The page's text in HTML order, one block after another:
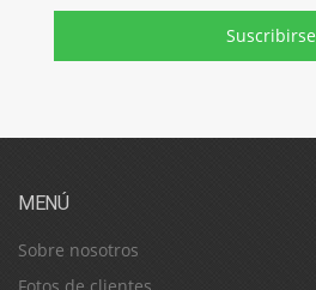
Suscribirse
MENÚ
Sobre nosotros
Fotos de clientes